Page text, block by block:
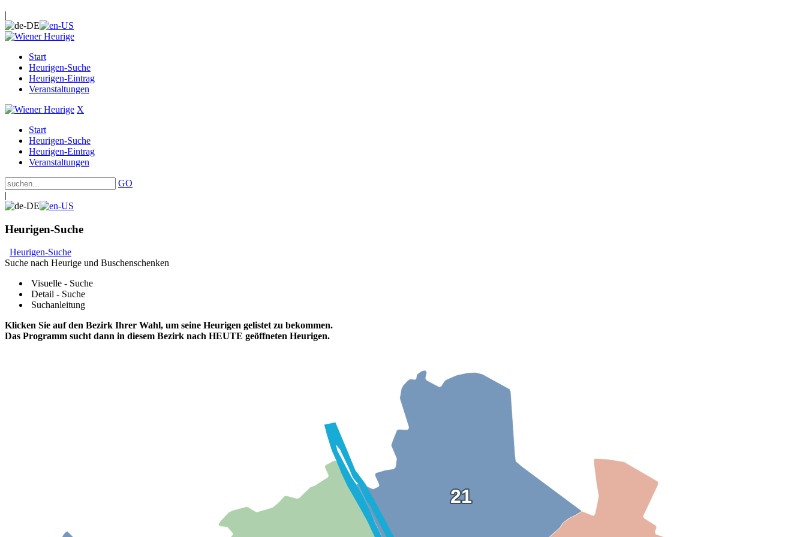
|
Start
Heurigen-Suche
Heurigen-Eintrag
Veranstaltungen
X
Start
Heurigen-Suche
Heurigen-Eintrag
Veranstaltungen
GO
|
Heurigen-Suche
Heurigen-Suche
Suche nach Heurige und Buschenschenken
Visuelle - Suche
Detail - Suche
Suchanleitung
Klicken Sie auf den Bezirk Ihrer Wahl, um seine Heurigen gelistet zu bekommen.
Das Programm sucht dann in diesem Bezirk nach HEUTE geöffneten Heurigen.
21
21